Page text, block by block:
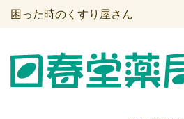
困った時のくすり屋さん